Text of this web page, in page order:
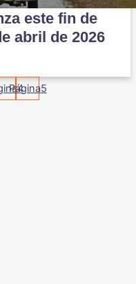
este fin de
abril de 2026
4
Página5